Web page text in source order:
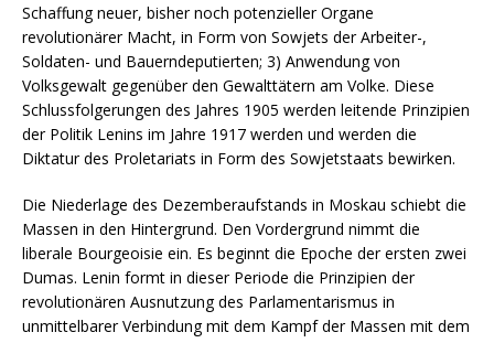
Schaffung neuer, bisher noch potenzieller Organe
revolutionärer Macht, in Form von Sowjets der Arbeiter-,
Soldaten- und Bauerndeputierten; 3) Anwendung von
Volksgewalt gegenüber den Gewalttätern am Volke. Diese
Schlussfolgerungen des Jahres 1905 werden leitende Prinzipien
der Politik Lenins im Jahre 1917 werden und werden die
Diktatur des Proletariats in Form des Sowjetstaats bewirken.
Die Niederlage des Dezemberaufstands in Moskau schiebt die
Massen in den Hintergrund. Den Vordergrund nimmt die
liberale Bourgeoisie ein. Es beginnt die Epoche der ersten zwei
Dumas. Lenin formt in dieser Periode die Prinzipien der
revolutionären Ausnutzung des Parlamentarismus in
unmittelbarer Verbindung mit dem Kampf der Massen mit dem